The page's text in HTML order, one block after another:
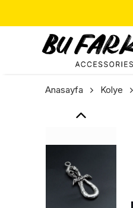
Anasayfa Kolye